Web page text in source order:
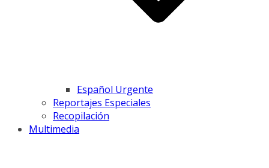
Español Urgente
Reportajes Especiales
Recopilación
Multimedia